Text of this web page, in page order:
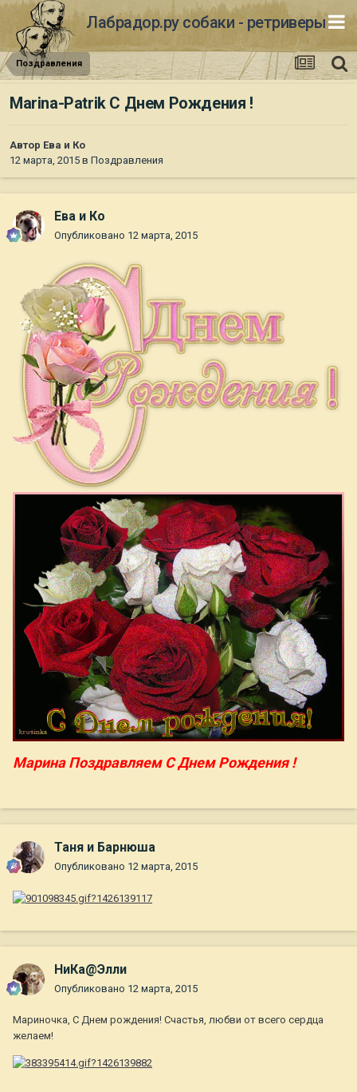
Лабрадор.ру собаки - ретриверы
Поздравления
Marina-Patrik С Днем Рождения !
Автор Ева и Ко
12 марта, 2015 в Поздравления
Ева и Ко
Опубликовано 12 марта, 2015
Марина Поздравляем С Днем Рождения !
Таня и Барнюша
Опубликовано 12 марта, 2015
НиКа@Элли
Опубликовано 12 марта, 2015
Мариночка, С Днем рождения! Счастья, любви от всего сердца
желаем!